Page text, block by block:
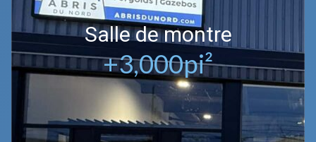
Salle de montre
+3,000pi²